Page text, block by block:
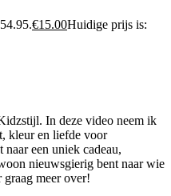
€15.00Huidige prijs is:
In deze video neem ik
kleur en liefde voor
een uniek cadeau,
nieuwsgierig bent naar wie
meer over!